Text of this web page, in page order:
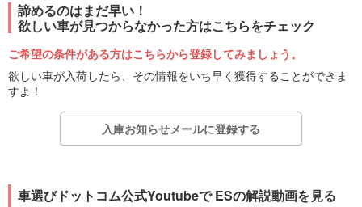
諦めるのはまだ早い！
欲しい車が見つからなかった方はこちらをチェック
ご希望の条件がある方はこちらから登録してみましょう。
欲しい車が入荷したら、その情報をいち早く獲得することができま
すよ！
入庫お知らせメールに登録する
車選びドットコム公式Youtubeで ESの解説動画を見る